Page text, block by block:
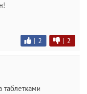
| 2 | 2
таблетками